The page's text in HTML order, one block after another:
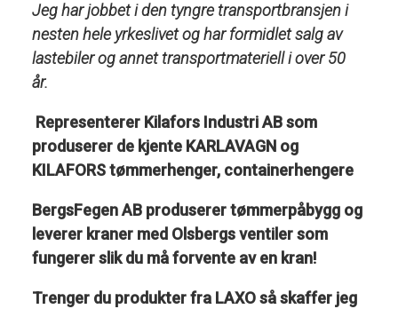
Jeg har jobbet i den tyngre transportbransjen i
nesten hele yrkeslivet og har formidlet salg av
lastebiler og annet transportmateriell i over 50
år.
Representerer Kilafors Industri AB som
produserer de kjente KARLAVAGN og
KILAFORS tømmerhenger, containerhengere
BergsFegen AB produserer tømmerpåbygg og
leverer kraner med Olsbergs ventiler som
fungerer slik du må forvente av en kran!
Trenger du produkter fra LAXO så skaffer jeg